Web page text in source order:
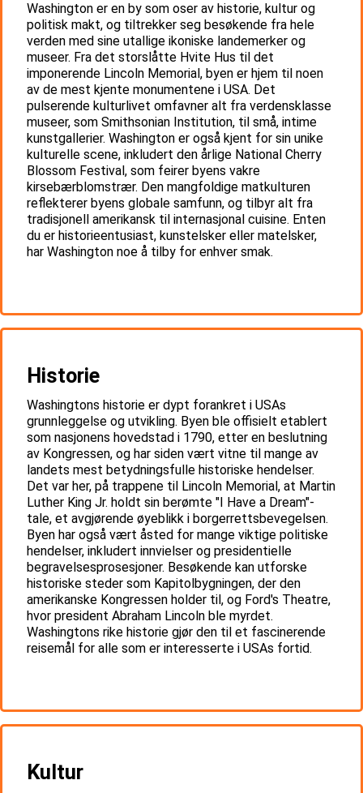
Washington er en by som oser av historie, kultur og
politisk makt, og tiltrekker seg besøkende fra hele
verden med sine utallige ikoniske landemerker og
museer. Fra det storslåtte Hvite Hus til det
imponerende Lincoln Memorial, byen er hjem til noen
av de mest kjente monumentene i USA. Det
pulserende kulturlivet omfavner alt fra verdensklasse
museer, som Smithsonian Institution, til små, intime
kunstgallerier. Washington er også kjent for sin unike
kulturelle scene, inkludert den årlige National Cherry
Blossom Festival, som feirer byens vakre
kirsebærblomstrær. Den mangfoldige matkulturen
reflekterer byens globale samfunn, og tilbyr alt fra
tradisjonell amerikansk til internasjonal cuisine. Enten
du er historieentusiast, kunstelsker eller matelsker,
har Washington noe å tilby for enhver smak.
Historie
Washingtons historie er dypt forankret i USAs
grunnleggelse og utvikling. Byen ble offisielt etablert
som nasjonens hovedstad i 1790, etter en beslutning
av Kongressen, og har siden vært vitne til mange av
landets mest betydningsfulle historiske hendelser.
Det var her, på trappene til Lincoln Memorial, at Martin
Luther King Jr. holdt sin berømte "I Have a Dream"-
tale, et avgjørende øyeblikk i borgerrettsbevegelsen.
Byen har også vært åsted for mange viktige politiske
hendelser, inkludert innvielser og presidentielle
begravelsesprosesjoner. Besøkende kan utforske
historiske steder som Kapitolbygningen, der den
amerikanske Kongressen holder til, og Ford's Theatre,
hvor president Abraham Lincoln ble myrdet.
Washingtons rike historie gjør den til et fascinerende
reisemål for alle som er interesserte i USAs fortid.
Kultur